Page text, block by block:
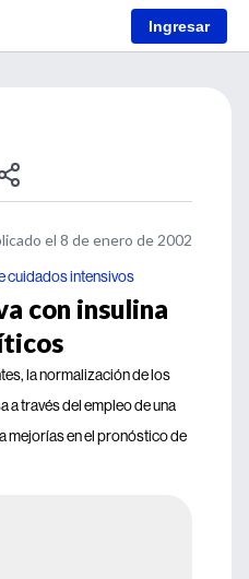
Ingresar
el 8 de enero de 2002
cuidados intensivos
con insulina
la normalización de los
a través del empleo de una
mejorías en el pronóstico de